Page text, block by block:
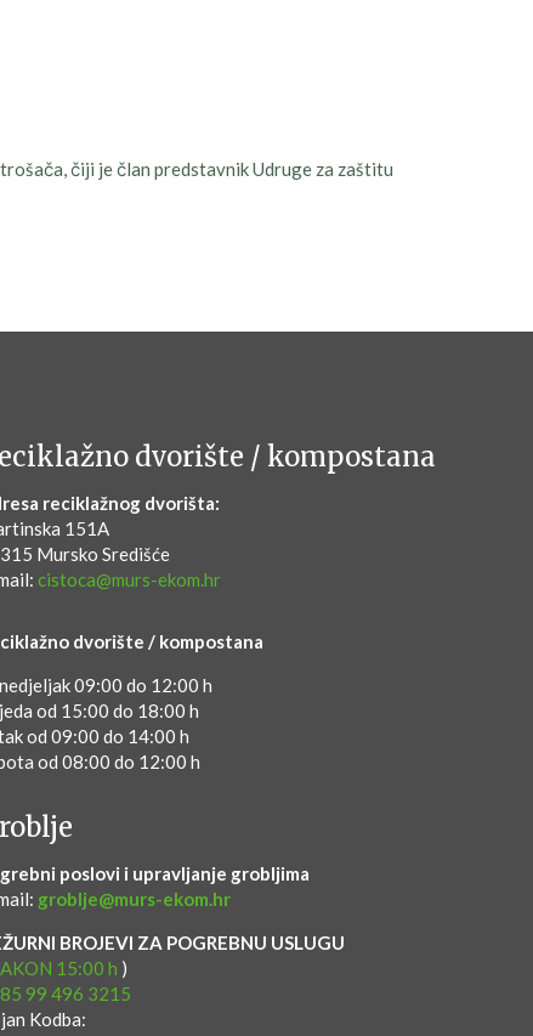
čiji je član predstavnik Udruge za zaštitu
dvorište / kompostana
reciklažnog dvorišta:
151A
Mursko Središće
cistoca@murs-ekom.hr
dvorište / kompostana
09:00 do 12:00 h
od 15:00 do 18:00 h
od 09:00 do 14:00 h
od 08:00 do 12:00 h
poslovi i upravljanje grobljima
groblje@murs-ekom.hr
BROJEVI ZA POGREBNU USLUGU
15:00 h )
99 496 3215
Kodba: